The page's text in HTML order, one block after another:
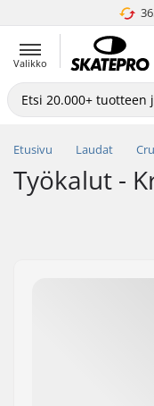
Valikko
Etusivu Laudat
Työkalut -